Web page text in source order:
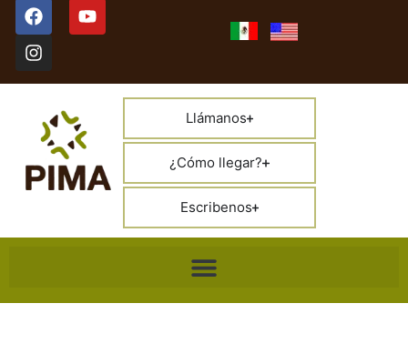
Llámanos
¿Cómo llegar?
Escribenos